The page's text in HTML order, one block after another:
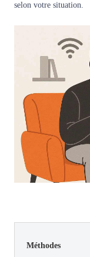
selon votre situation.
Méthodes